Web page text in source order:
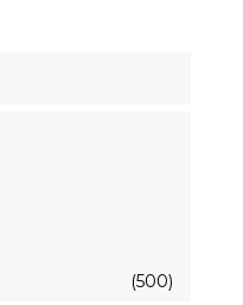
(500)